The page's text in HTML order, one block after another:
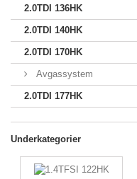
2.0TDI 136HK
2.0TDI 140HK
2.0TDI 170HK
Avgassystem
2.0TDI 177HK
Underkategorier